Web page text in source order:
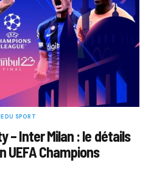
DU SPORT
– Inter Milan : le détails
UEFA Champions